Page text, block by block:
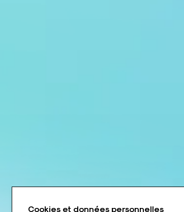
Cookies et données personnelles